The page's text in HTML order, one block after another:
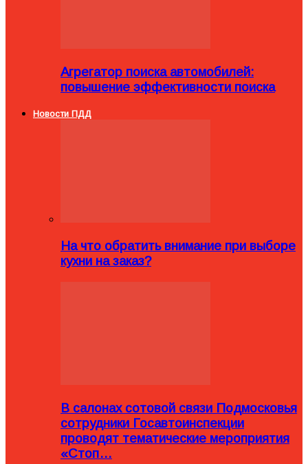
Агрегатор поиска автомобилей:
повышение эффективности поиска
Новости ПДД
На что обратить внимание при выборе
кухни на заказ?
В салонах сотовой связи Подмосковья
сотрудники Госавтоинспекции
проводят тематические мероприятия
«Стоп…